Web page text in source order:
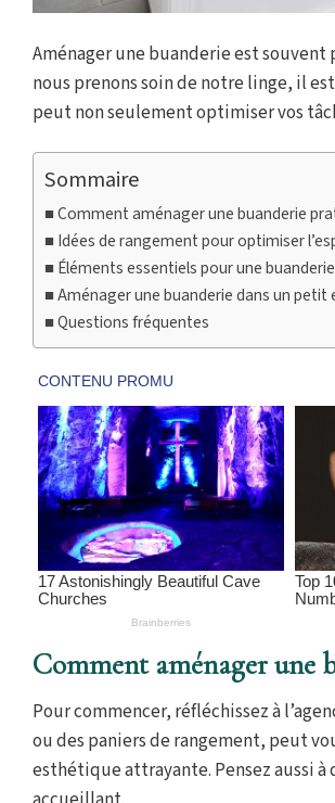
Aménager une buanderie est souvent
nous prenons soin de notre linge, il
peut non seulement optimiser vos
Sommaire
Comment aménager une buanderie
Idées de rangement pour optimiser
Éléments essentiels pour une
Aménager une buanderie dans un petit
Questions fréquentes
Comment aménager une
Pour commencer, réfléchissez à
ou des paniers de rangement, peut
esthétique attrayante. Pensez aussi à